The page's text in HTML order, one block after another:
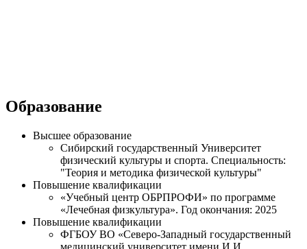
Образование
Высшее образование
Сибирский государственный Университет
физический культуры и спорта. Специальность:
"Теория и методика физической культуры"
Повышение квалификации
«Учебный центр ОБРПРОФИ» по программе
«Лечебная физкультура». Год окончания: 2025
Повышение квалификации
ФГБОУ ВО «Северо-Западный государственный
медицинский университет имени И.И.